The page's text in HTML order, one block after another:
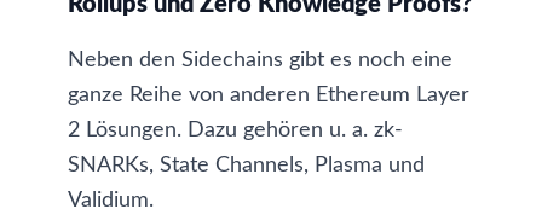
Rollups und Zero Knowledge Proofs?
Neben den Sidechains gibt es noch eine
ganze Reihe von anderen Ethereum Layer
2 Lösungen. Dazu gehören u. a. zk-
SNARKs, State Channels, Plasma und
Validium.